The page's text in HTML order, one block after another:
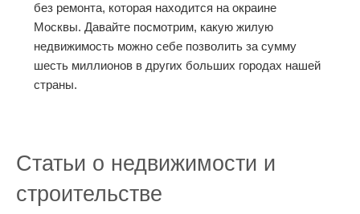
без ремонта, которая находится на окраине
Москвы. Давайте посмотрим, какую жилую
недвижимость можно себе позволить за сумму
шесть миллионов в других больших городах нашей
страны.
Статьи о недвижимости и
строительстве